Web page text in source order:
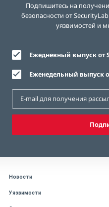
Подпишитесь на
безопасности от
уязвимостей и
Ежедневный выпуск от
Еженедельный выпуск
Новости
Уязвимости